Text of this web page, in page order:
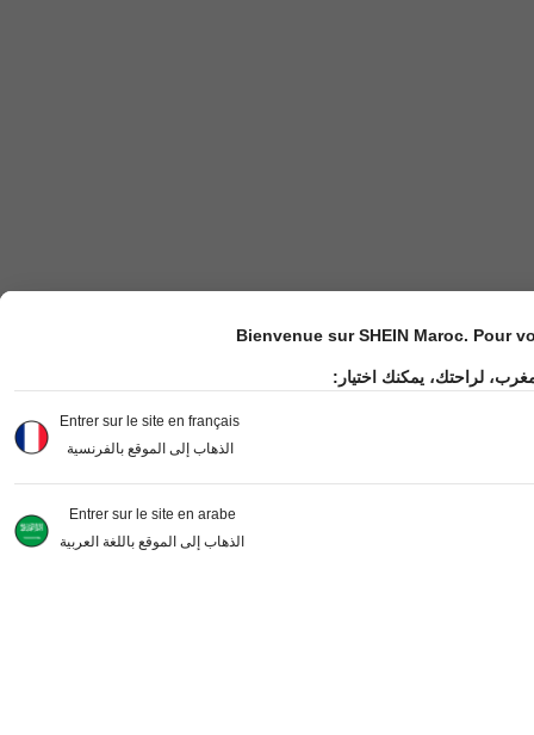
Bienvenue sur SHEIN Maroc. Pour
لراحتك، يمكنك اختيار:
Entrer sur le site en français
الذهاب إلى الموقع بالفرنسية
Entrer sur le site en arabe
الذهاب إلى الموقع باللغة العربية